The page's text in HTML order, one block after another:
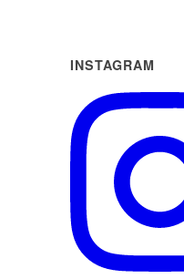
INSTAGRAM